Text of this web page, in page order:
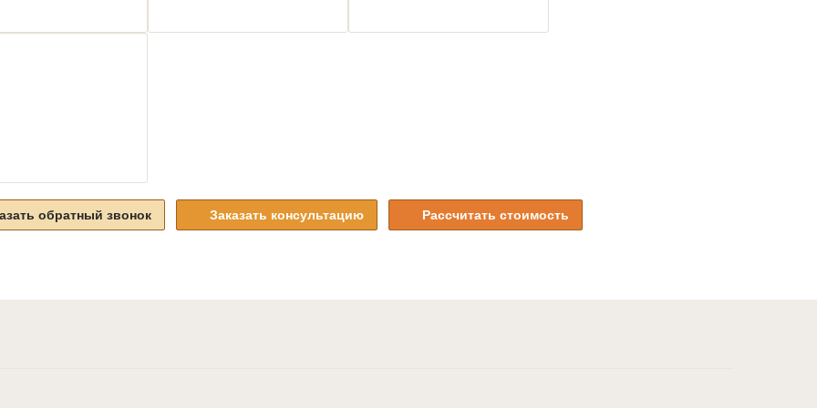
обратный звонок Заказать консультацию Рассчитать стоимость